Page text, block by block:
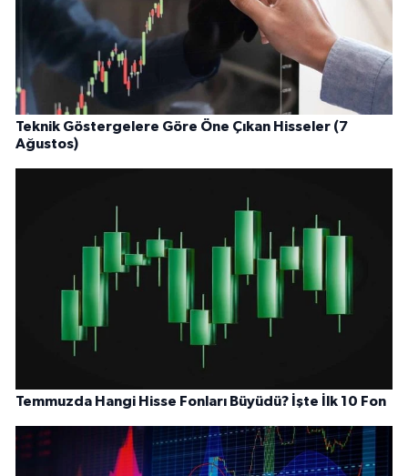
Teknik Göstergelere Göre Öne Çıkan Hisseler (7
Ağustos)
Temmuzda Hangi Hisse Fonları Büyüdü? İşte İlk 10 Fon